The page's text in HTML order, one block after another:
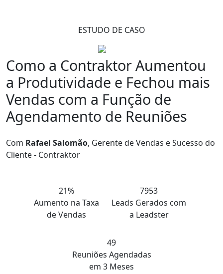
ESTUDO DE CASO
Como a ContraktorAumentou
a Produtividade e Fechou mais
Vendas com a Função de
Agendamento de Reuniões
Com Rafael Salomão, Gerente de Vendas e Sucesso do
Cliente - Contraktor
21%
Aumento na Taxa
de Vendas
7953
Leads Gerados com
a Leadster
49
Reuniões Agendadas
em 3 Meses